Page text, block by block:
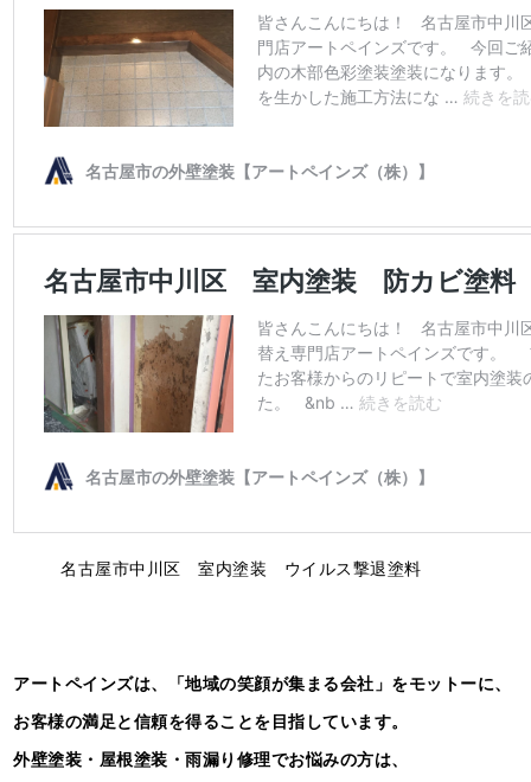
名古屋市中川区 室内塗装 ウイルス撃退塗料
アートペインズは、「地域の笑顔が集まる会社」をモットーに、
お客様の満足と信頼を得ることを目指しています。
外壁塗装・屋根塗装・雨漏り修理でお悩みの方は、